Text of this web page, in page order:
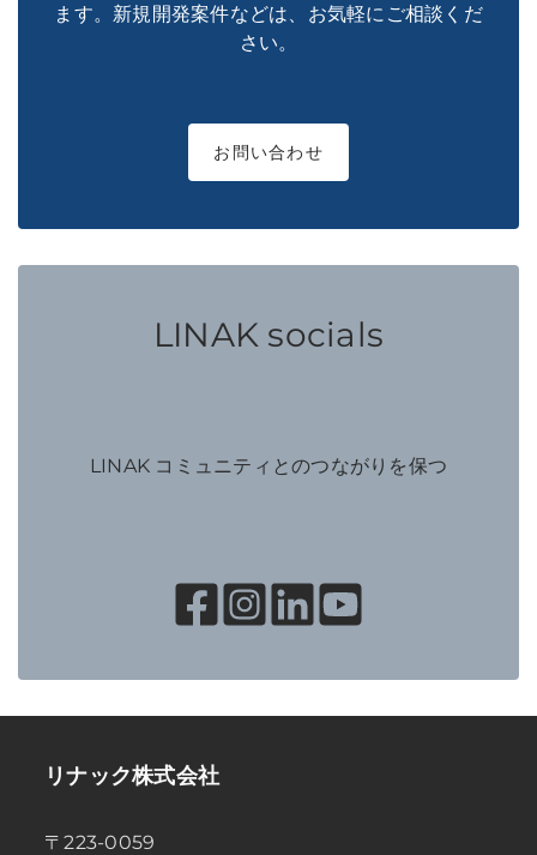
ます。新規開発案件などは、お気軽にご相談くだ
さい。
お問い合わせ
LINAK socials
LINAK コミュニティとのつながりを保つ
リナック株式会社
〒223-0059